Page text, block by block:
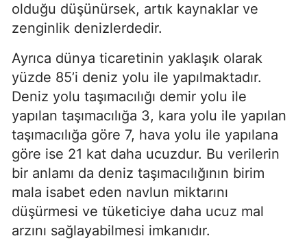
olduğu düşünürsek, artık kaynaklar ve
zenginlik denizlerdedir.
Ayrıca dünya ticaretinin yaklaşık olarak
yüzde 85’i deniz yolu ile yapılmaktadır.
Deniz yolu taşımacılığı demir yolu ile
yapılan taşımacılığa 3, kara yolu ile yapılan
taşımacılığa göre 7, hava yolu ile yapılana
göre ise 21 kat daha ucuzdur. Bu verilerin
bir anlamı da deniz taşımacılığının birim
mala isabet eden navlun miktarını
düşürmesi ve tüketiciye daha ucuz mal
arzını sağlayabilmesi imkanıdır.